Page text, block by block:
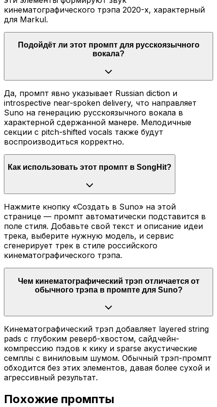
кинематографического трэпа 2020-х, характерный
для Markul.
Подойдёт ли этот промпт для русскоязычного
вокала?
Да, промпт явно указывает Russian diction и
introspective near-spoken delivery, что направляет
Suno на генерацию русскоязычного вокала в
характерной сдержанной манере. Мелодичные
секции с pitch-shifted vocals также будут
воспроизводиться корректно.
Как использовать этот промпт в SongHit?
Нажмите кнопку «Создать в Suno» на этой
странице — промпт автоматически подставится в
поле стиля. Добавьте свой текст и описание идеи
трека, выберите нужную модель, и сервис
сгенерирует трек в стиле российского
кинематографического трэпа.
Чем кинематографический трэп отличается от
обычного трэпа в промпте для Suno?
Кинематографический трэп добавляет layered string
pads с глубоким реверб-хвостом, сайдчейн-
компрессию пэдов к кику и sparse акустические
семплы с виниловым шумом. Обычный трэп-промпт
обходится без этих элементов, давая более сухой и
агрессивный результат.
Похожие промпты